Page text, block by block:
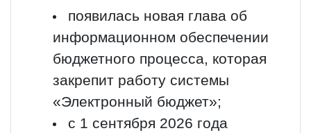
появилась новая глава об
информационном обеспечении
бюджетного процесса, которая
закрепит работу системы
«Электронный бюджет»;
с 1 сентября 2026 года